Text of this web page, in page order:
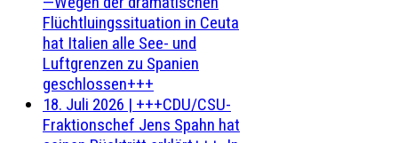
Flüchtluingssituation in Ceuta
hat Italien alle See- und
Luftgrenzen zu Spanien
geschlossen+++
18. Juli 2026 | +++CDU/CSU-
Fraktionschef Jens Spahn hat